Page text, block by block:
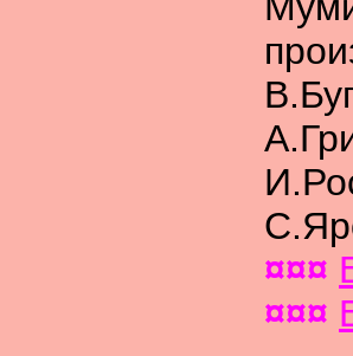
¤¤¤
¤¤¤